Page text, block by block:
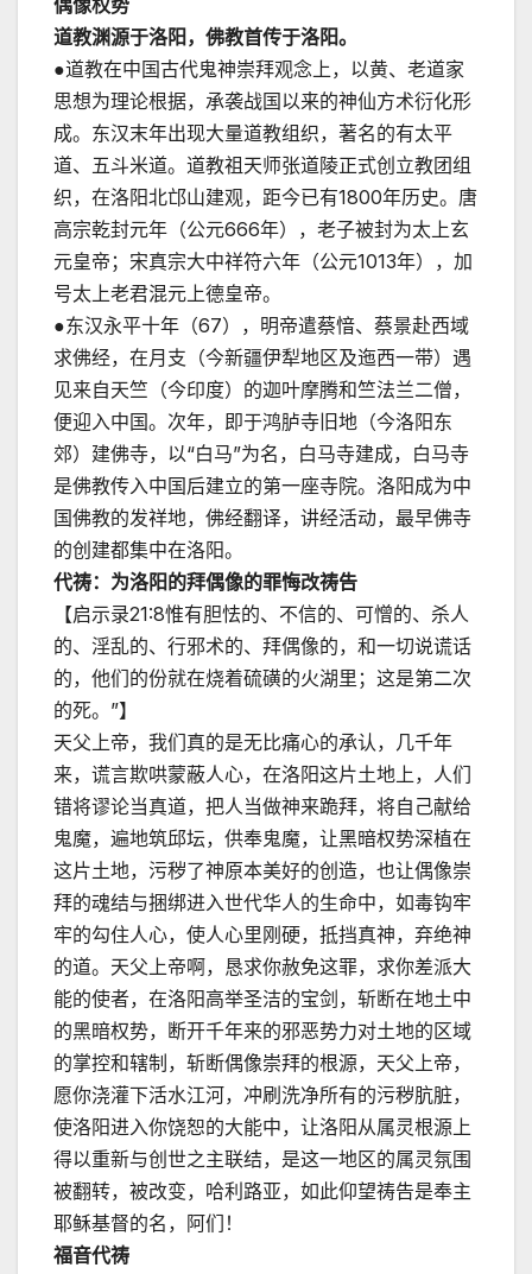
偶像权势
道教渊源于洛阳，佛教首传于洛阳。
●道教在中国古代鬼神崇拜观念上，以黄、老道家
思想为理论根据，承袭战国以来的神仙方术衍化形
成。东汉末年出现大量道教组织，著名的有太平
道、五斗米道。道教祖天师张道陵正式创立教团组
织，在洛阳北邙山建观，距今已有1800年历史。唐
高宗乾封元年（公元666年），老子被封为太上玄
元皇帝；宋真宗大中祥符六年（公元1013年），加
号太上老君混元上德皇帝。
●东汉永平十年（67），明帝遣蔡愔、蔡景赴西域
求佛经，在月支（今新疆伊犁地区及迤西一带）遇
见来自天竺（今印度）的迦叶摩腾和竺法兰二僧，
便迎入中国。次年，即于鸿胪寺旧地（今洛阳东
郊）建佛寺，以“白马”为名，白马寺建成，白马寺
是佛教传入中国后建立的第一座寺院。洛阳成为中
国佛教的发祥地，佛经翻译，讲经活动，最早佛寺
的创建都集中在洛阳。
代祷：为洛阳的拜偶像的罪悔改祷告
【启示录21:8惟有胆怯的、不信的、可憎的、杀人
的、淫乱的、行邪术的、拜偶像的，和一切说谎话
的，他们的份就在烧着硫磺的火湖里；这是第二次
的死。”】
天父上帝，我们真的是无比痛心的承认，几千年
来，谎言欺哄蒙蔽人心，在洛阳这片土地上，人们
错将谬论当真道，把人当做神来跪拜，将自己献给
鬼魔，遍地筑邱坛，供奉鬼魔，让黑暗权势深植在
这片土地，污秽了神原本美好的创造，也让偶像崇
拜的魂结与捆绑进入世代华人的生命中，如毒钩牢
牢的勾住人心，使人心里刚硬，抵挡真神，弃绝神
的道。天父上帝啊，恳求你赦免这罪，求你差派大
能的使者，在洛阳高举圣洁的宝剑，斩断在地土中
的黑暗权势，断开千年来的邪恶势力对土地的区域
的掌控和辖制，斩断偶像崇拜的根源，天父上帝，
愿你浇灌下活水江河，冲刷洗净所有的污秽肮脏，
使洛阳进入你饶恕的大能中，让洛阳从属灵根源上
得以重新与创世之主联结，是这一地区的属灵氛围
被翻转，被改变，哈利路亚，如此仰望祷告是奉主
耶稣基督的名，阿们！
福音代祷